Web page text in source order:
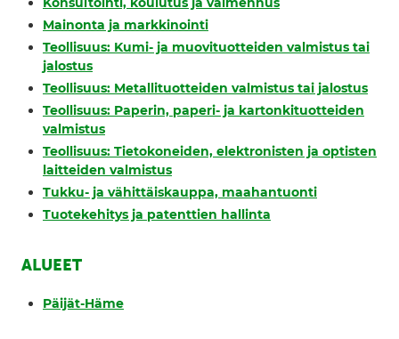
Mainonta ja markkinointi
Teollisuus: Kumi- ja muovituotteiden valmistus tai
jalostus
Teollisuus: Metallituotteiden valmistus tai jalostus
Teollisuus: Paperin, paperi- ja kartonkituotteiden
valmistus
Teollisuus: Tietokoneiden, elektronisten ja optisten
laitteiden valmistus
Tukku- ja vähittäiskauppa, maahantuonti
Tuotekehitys ja patenttien hallinta
ALUEET
Päijät-Häme